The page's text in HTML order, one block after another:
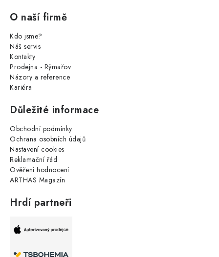
O naší firmě
Kdo jsme?
Náš servis
Kontakty
Prodejna - Rýmařov
Názory a reference
Kariéra
Důležité informace
Obchodní podmínky
Ochrana osobních údajů
Nastavení cookies
Reklamační řád
Ověření hodnocení
ARTHAS Magazín
Hrdí partneři